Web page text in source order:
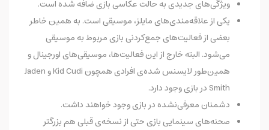
ویژگی‌های جدیدی به حالت عکاسی بازی ضافه شده است.
یکی از علاقه‌مندی‌های مایلز، موسیقی است. به همین خاطر
بعضی از فعالیت‌های جمع‌کردنی بازی مربوط به موسیقی
می‌شود. البته خارج از این فعالیت‌ها، موسیقی‌های اورجینال و
همین‌طور لایسنس شده‌ی افرادی همچون Kid Cudi و Jaden
Smith در بازی وجود دارد.
دشمنان معرفی‌نشده در بازی وجود خواهند داشت.
صحنه‌های سینمایی بازی حتی از نسخه‌ی قبلی هم بزرگتر